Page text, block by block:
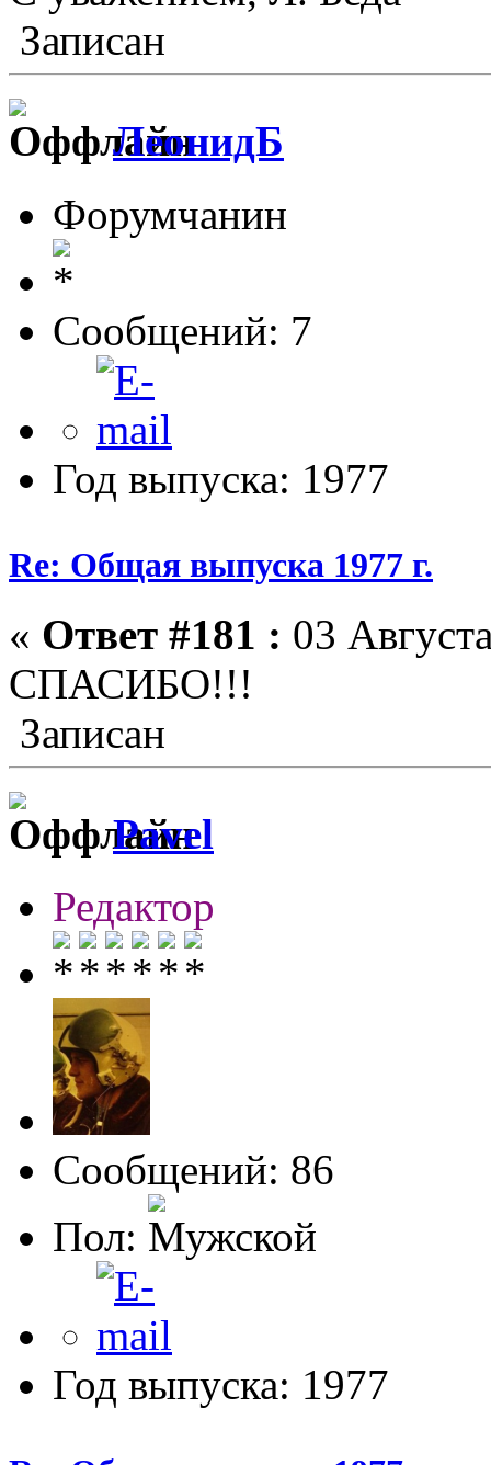
Записан
ЛеонидБ
Форумчанин
Сообщений: 7
Год выпуска: 1977
Re: Общая выпуска 1977 г.
« Ответ #181 : 03
СПАСИБО!!!
Записан
Pavel
Редактор
Сообщений: 86
Пол:
Год выпуска: 1977